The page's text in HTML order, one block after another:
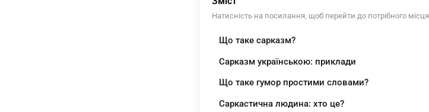
Натисність на посилання, щоб перейти до потрібного місця
Що таке сарказм?
Сарказм українською: приклади
Що таке гумор простими словами?
Саркастична людина: хто це?